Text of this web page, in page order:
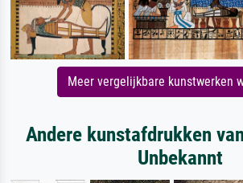
Meer vergelijkbare kunstwerken
Andere kunstafdrukken
Unbekannt